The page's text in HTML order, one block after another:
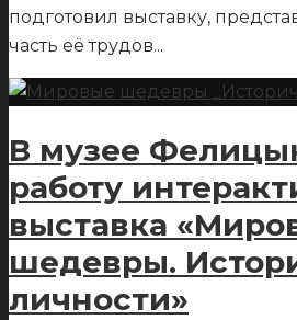
подготовил выставку,
часть её трудов...
В музее
работу
выставка
шедевры.
личности»